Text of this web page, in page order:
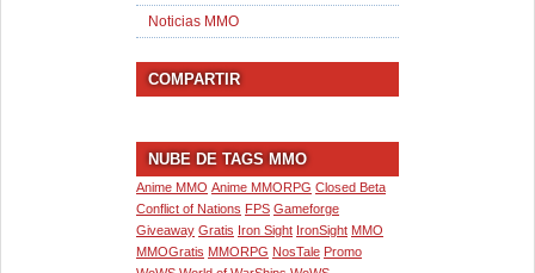
Noticias MMO
COMPARTIR
NUBE DE TAGS MMO
Anime MMO Anime MMORPG Closed Beta
Conflict of Nations FPS Gameforge
Giveaway Gratis Iron Sight IronSight MMO
MMOGratis MMORPG NosTale Promo